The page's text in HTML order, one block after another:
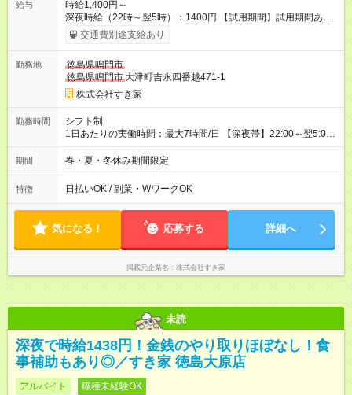
給与
時給1,400円～
深夜時給（22時～翌5時）：1400円 【試用期間】試用期間あり
試用期間の長さ：1ヶ月 雇用形態、給与は本採用時と同じです。
試用期間の実態は30日（※条件変更なし）ですが、切り上げで
同時給）
交通費別途支給あり
勤務地
徳島県鳴門市
徳島県鳴門市 大津町吉永四番越471-1
株式会社すき家
勤務時間
シフト制
1日あたりの実働時間：最大7時間/日 【深夜帯】22:00～翌5:00
週2日～・1日2h～OK◎ ※22:00から翌5:00までは18歳以上の方
のみ勤務可能です（18歳未満の深夜業務禁止のため） ★深夜で
す。 必ず、2名以上での勤務を行いますので、安心して働けま
す。
期間 春・夏・冬休み期間限定
特徴 日払いOK / 副業・WワークOK
気になる！ 応募する 詳細へ
掲載元企業名 株式会社すき家
未読
深夜で時給1438円！金銭のやり取りほぼなし！食
事補助もあり◎／すき家 徳島大原店
アルバイト 職種未経験OK